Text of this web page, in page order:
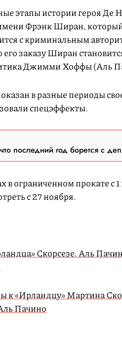
этапы истории героя Де
Фрэнк Ширан, который
с криминальным
заказу Ширан
Джимми Хоффы (Аль
в разные периоды
спецэффекты.
последний год борется с
в ограниченном прокате с
с 27 ноября.
Скорсезе. Аль
к «Ирландцу» Мартина
Пачино